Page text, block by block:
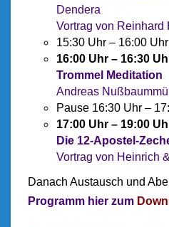
Dendera
Vortrag von Reinhard
15:30 Uhr – 16:00
16:00 Uhr – 16:30
Trommel Meditation
Andreas
Pause 16:30 Uhr –
17:00 Uhr – 19:00
Die 12-Apostel-
Vortrag von Heinrich
Danach Austausch und
Programm hier zum